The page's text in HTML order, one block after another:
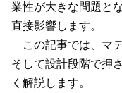
業性が大きな問題と
直接影響します。
この記事では、マ
そして設計段階で押
く解説します。